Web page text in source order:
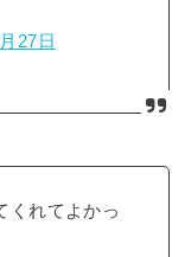
27日
くれてよかっ